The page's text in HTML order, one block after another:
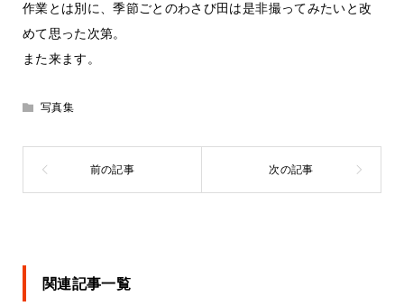
作業とは別に、季節ごとのわさび田は是非撮ってみたいと改
めて思った次第。
また来ます。
写真集
関連記事一覧